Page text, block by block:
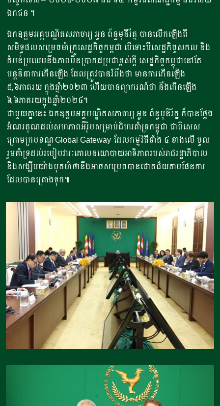
ឯកជន ។
ឯកឧត្តមអគ្គបណ្ឌិតសភាចារ្យ អូន ព័ន្ធមុនីរ័ត្ន បានលើកឡើងពី
សមិទ្ធផលសម្រេចម៉ាក្រូសេដ្ឋកិច្ចកម្ពជា បើទោះបីសេដ្ឋកិច្ចសកល និង
តំបន់ប្រឈមនឹងភាពមិនប្រាកដប្រជាខ្ពស់ក្ដី សេដ្ឋកិច្ចកម្ពុជានៅតែ
បន្តនិនាការកើនឡើង ដែលត្រូវបានរំពឹងថា មានការកើនឡើង
៥,៦ភាគរយ ក្នុងឆ្នាំ២០២៣ ហើយបានព្យាករណ៍ថា នឹងកើនឡើង
៦,៦ភាគរយក្នុងឆ្នាំ២០២៤។
ជាមួយគ្នានេះ ឯកឧត្តមអគ្គបណ្ឌិតសភាចារ្យ អូន ព័ន្ធមុនីរ័ត្ន ក៏បានថ្លែង
អំណរគុណដល់សហភាពអឺរ៉ុបសម្រាប់ជំហរគាំទ្រកម្ពុជា ជាពិសេស
ក្រោមក្របខណ្ឌ Global Gateway ដែលកម្មវិធីទាំង ៤ ខាងលើ ចូល
រួមគាំទ្រដល់របៀបវារៈគោលនយោបាយអាទិភាពរបស់រាជរដ្ឋាភិបាល
និងសង្ឃឹមយ៉ាងមុតមាំថានឹងអាចសម្រេចបានជោគជ័យតាមផែនការ
ដែលបានគ្រោងទុក៕